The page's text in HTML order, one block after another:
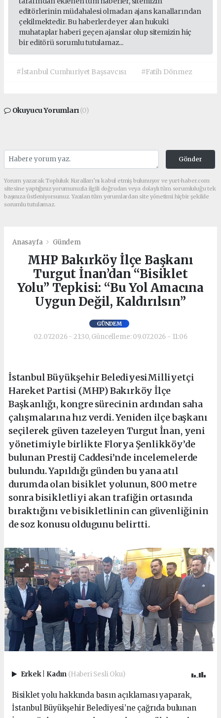
editörlerinin müdahalesi olmadan ajans kanallarından
çekilmektedir. Bu haberlerde yer alan hukuki
muhataplar haberi geçen ajanslar olup sitemizin hiç
bir editörü sorumlu tutulamaz...
#İstanbul Cumhuriyet Başsavcısı #Fatih Dönmez
Okuyucu Yorumları(0)
Gönder
Yorum yazarak Topluluk Kuralları’nı kabul etmiş bulunuyor ve yurt-haber.com
sitesine yaptığınız yorumunuzla ilgili doğrudan veya dolaylı tüm sorumluluğu tek
başınıza üstleniyorsunuz. Yazılan tüm yorumlardan site yönetimi hiçbir şekilde
sorumlu tutulamaz.
Anasayfa Gündem
MHP Bakırköy İlçe Başkanı
Turgut İnan’dan “Bisiklet
Yolu” Tepkisi: “Bu Yol Amacına
Uygun Değil, Kaldırılsın”
GÜNDEM
02.07.2026 - 21:30, Güncelleme: 09.07.2026 - 11:06
İstanbul Büyükşehir BelediyesiMilliyetçi
Hareket Partisi (MHP) Bakırköy İlçe
Başkanlığı, kongre sürecinin ardından saha
çalışmalarına hız verdi. Yeniden ilçe başkanı
seçilerek güven tazeleyen Turgut İnan, yeni
yönetimiyle birlikte Florya Şenlikköy’de
bulunan Prestij Caddesi’nde incelemelerde
bulundu. Yapıldığı günden bu yana atıl
durumda olan bisiklet yolunun, 800 metre
sonra bisikletliyi akan trafiğin ortasında
bıraktığını ve bisikletlinin can güvenliğinin
de soz konusu oldugunu belirtti.
Erkek Kadın (Haberi Sesli Oku)
Bisiklet yolu hakkında basın açıklaması yaparak,
İstanbul Büyükşehir Belediyesi’ne çağrıda bulunan